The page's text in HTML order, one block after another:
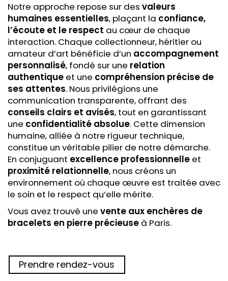
Notre approche repose sur des valeurs
humaines essentielles, plaçant la confiance,
l’écoute et le respect au cœur de chaque
interaction. Chaque collectionneur, héritier ou
amateur d’art bénéficie d’un accompagnement
personnalisé, fondé sur une relation
authentique et une compréhension précise de
ses attentes. Nous privilégions une
communication transparente, offrant des
conseils clairs et avisés, tout en garantissant
une confidentialité absolue. Cette dimension
humaine, alliée à notre rigueur technique,
constitue un véritable pilier de notre démarche.
En conjuguant excellence professionnelle et
proximité relationnelle, nous créons un
environnement où chaque œuvre est traitée avec
le soin et le respect qu’elle mérite.
Vous avez trouvé une vente aux enchères de
bracelets en pierre précieuse à Paris.
Prendre rendez-vous